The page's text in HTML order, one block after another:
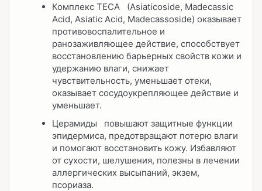
Комплекс TECA (Asiaticoside, Madecassic
Acid, Asiatic Acid, Madecassoside) оказывает
противовоспалительное и
ранозаживляющее действие, способствует
восстановлению барьерных свойств кожи и
удержанию влаги, снижает
чувствительность, уменьшает отеки,
оказывает сосудоукрепляющее действие и
уменьшает.
Церамиды повышают защитные функции
эпидермиса, предотвращают потерю влаги
и помогают восстановить кожу. Избавляют
от сухости, шелушения, полезны в лечении
аллергических высыпаний, экзем,
псориаза.